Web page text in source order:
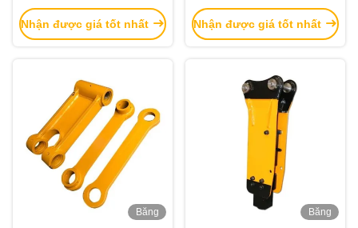
với logo của riêng bạn cho
Xmas Party trang trí
Nhận được giá tốt nhất
với logo của riêng bạn cho
Xmas Party trang trí
Nhận được giá tốt nhất
Băng
Băng